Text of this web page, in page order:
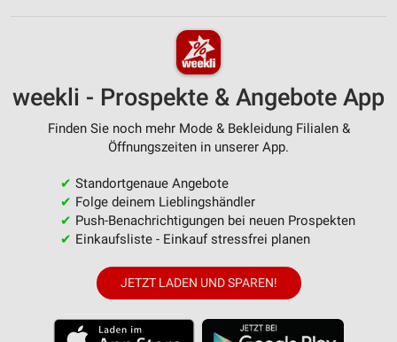
weekli - Prospekte & Angebote App
Finden Sie noch mehr Mode & Bekleidung Filialen &
Öffnungszeiten in unserer App.
✔ Standortgenaue Angebote
✔ Folge deinem Lieblingshändler
✔ Push-Benachrichtigungen bei neuen Prospekten
✔ Einkaufsliste - Einkauf stressfrei planen
JETZT LADEN UND SPAREN!